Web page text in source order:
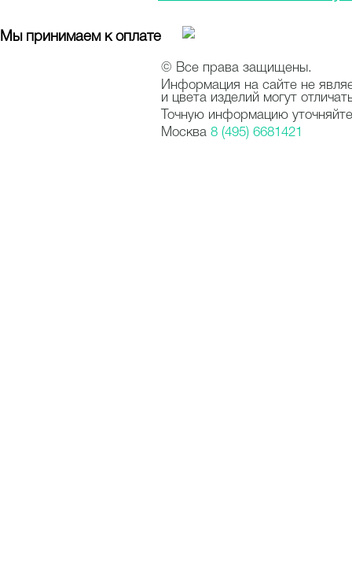
Мы принимаем к оплате
© Все права защищены.
Информация на сайте не
и цвета изделий могут
Точную информацию
Москва 8 (495) 6681421